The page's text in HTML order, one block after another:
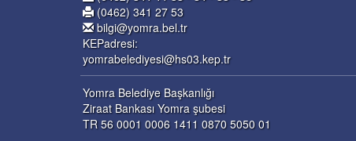
(0462) 341 27 53
bilgi@yomra.bel.tr
KEPadresi:
yomrabelediyesi@hs03.kep.tr
Yomra Belediye Başkanlığı
Ziraat Bankası Yomra şubesi
TR 56 0001 0006 1411 0870 5050 01